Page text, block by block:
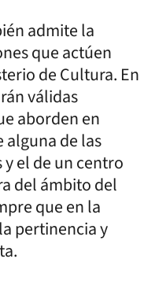
admite la
que actúen
de Cultura. En
válidas
aborden en
de las
el de un centro
del ámbito del
que en la
pertinencia y